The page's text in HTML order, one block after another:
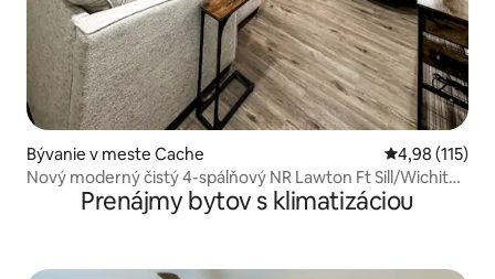
Bývanie v meste Cache Priemerné
4,98 (115)
Nový moderný čistý 4-spálňový NR Lawton Ft Sill/Wichita
Prenájmy bytov s klimatizáciou